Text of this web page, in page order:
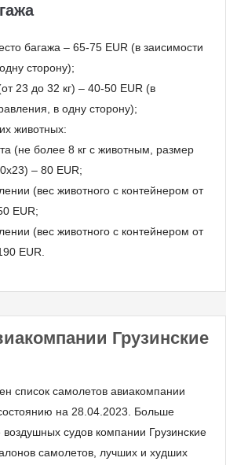
багажа – 65-75 EUR (в заисимости
сторону);
23 до 32 кг) – 40-50 EUR (в
в одну сторону);
животных:
(не более 8 кг с животным, размер
– 80 EUR;
(вес животного с контейнером от
EUR;
(вес животного с контейнером от
EUR.
Грузинские
список самолетов авиакомпании
на 28.04.2023. Больше
судов компании Грузинские
самолетов, лучших и худших